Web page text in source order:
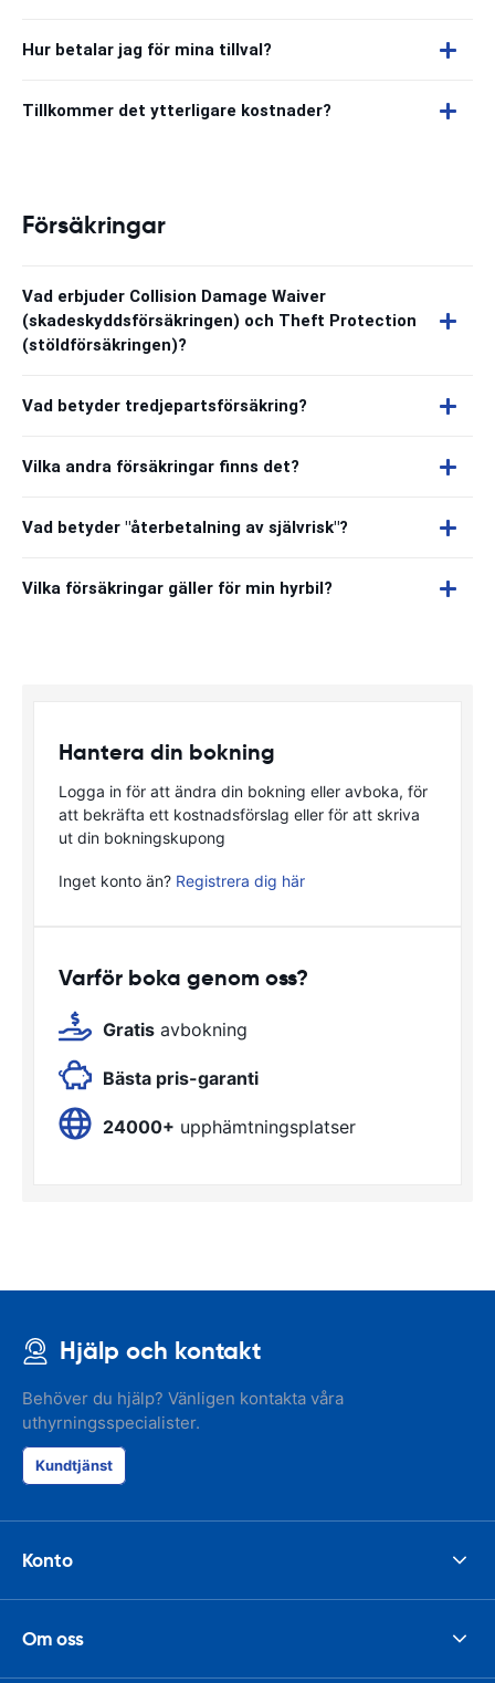
Hur betalar jag för mina tillval?
Tillkommer det ytterligare kostnader?
Försäkringar
Vad erbjuder Collision Damage Waiver
(skadeskyddsförsäkringen) och Theft Protection
(stöldförsäkringen)?
Vad betyder tredjepartsförsäkring?
Vilka andra försäkringar finns det?
Vad betyder "återbetalning av självrisk"?
Vilka försäkringar gäller för min hyrbil?
Hantera din bokning
Logga in för att ändra din bokning eller avboka, för
att bekräfta ett kostnadsförslag eller för att skriva
ut din bokningskupong
Inget konto än? Registrera dig här
Varför boka genom oss?
Gratis avbokning
Bästa pris-garanti
24000+ upphämtningsplatser
Hjälp och kontakt
Behöver du hjälp? Vänligen kontakta våra
uthyrningsspecialister.
Kundtjänst
Konto
Om oss